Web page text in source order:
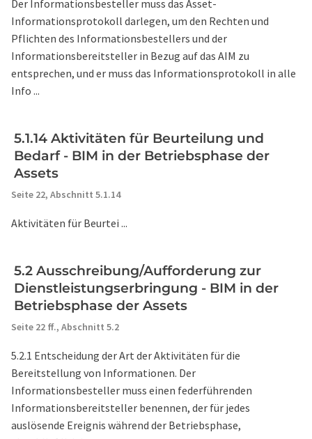
Der Informationsbesteller muss das Asset-
Informationsprotokoll darlegen, um den Rechten und
Pflichten des Informationsbestellers und der
Informationsbereitsteller in Bezug auf das AIM zu
entsprechen, und er muss das Informationsprotokoll in alle
Info ...
5.1.14 Aktivitäten für Beurteilung und
Bedarf - BIM in der Betriebsphase der
Assets
Seite 22, Abschnitt 5.1.14
Aktivitäten für Beurtei ...
5.2 Ausschreibung/Aufforderung zur
Dienstleistungserbringung - BIM in der
Betriebsphase der Assets
Seite 22 ff., Abschnitt 5.2
5.2.1 Entscheidung der Art der Aktivitäten für die
Bereitstellung von Informationen. Der
Informationsbesteller muss einen federführenden
Informationsbereitsteller benennen, der für jedes
auslösende Ereignis während der Betriebsphase,